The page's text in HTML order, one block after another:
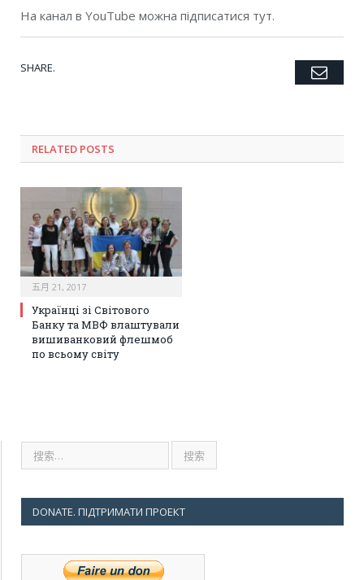
На канал в YouTube можна підписатися тут.
SHARE. Twitter
Facebook
Google+
Pinterest
LinkedIn
Tumblr
RELATED POSTS
五月 21, 2017
Українці зі Світового
Банку та МВФ влаштували
вишиванковий флешмоб
по всьому світу
DONATE. ПІДТРИМАТИ ПРОЕКТ